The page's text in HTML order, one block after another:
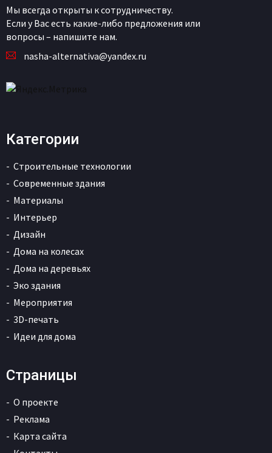
Мы всегда открыты к сотрудничеству.
Если у Вас есть какие-либо предложения или
вопросы – напишите нам.
nasha-alternativa@yandex.ru
Категории
Строительные технологии
Современные здания
Материалы
Интерьер
Дизайн
Дома на колесах
Дома на деревьях
Эко здания
Мероприятия
3D-печать
Идеи для дома
Страницы
О проекте
Реклама
Карта сайта